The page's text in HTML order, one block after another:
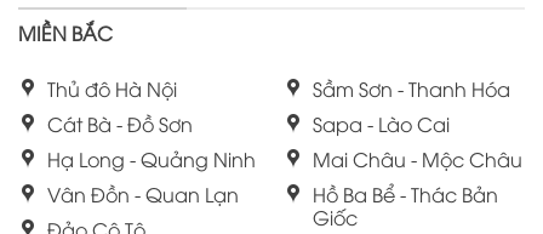
MIỀN BẮC
Thủ đô Hà Nội
Cát Bà - Đồ Sơn
Hạ Long - Quảng Ninh
Vân Đồn - Quan Lạn
Sầm Sơn - Thanh Hóa
Sapa - Lào Cai
Mai Châu - Mộc Châu
Hồ Ba Bể - Thác Bản
Giốc